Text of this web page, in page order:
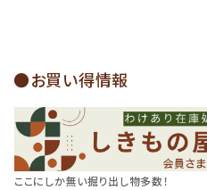
●お買い得情報
ここにしか無い掘り出し物多数！